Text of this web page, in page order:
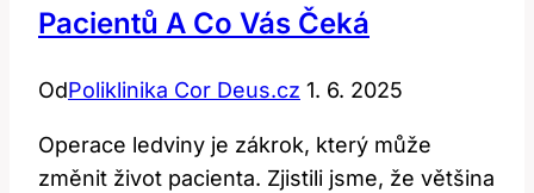
Pacientů A Co Vás Čeká
OdPoliklinika Cor Deus.cz 1. 6. 2025
Operace ledviny je zákrok, který může
změnit život pacienta. Zjistili jsme, že většina